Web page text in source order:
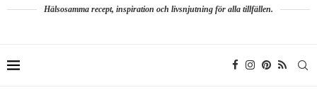
Hälsosamma recept, inspiration och livsnjutning för alla tillfällen.